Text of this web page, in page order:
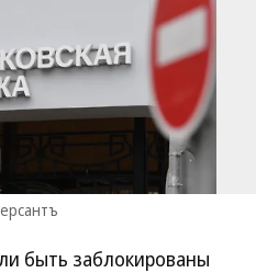
быть заблокированы